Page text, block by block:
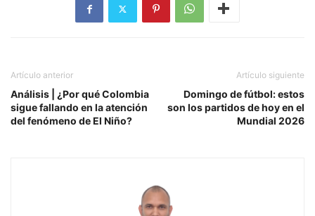
Artículo anterior
Análisis | ¿Por qué Colombia
sigue fallando en la atención
del fenómeno de El Niño?
Artículo siguiente
Domingo de fútbol: estos
son los partidos de hoy en el
Mundial 2026